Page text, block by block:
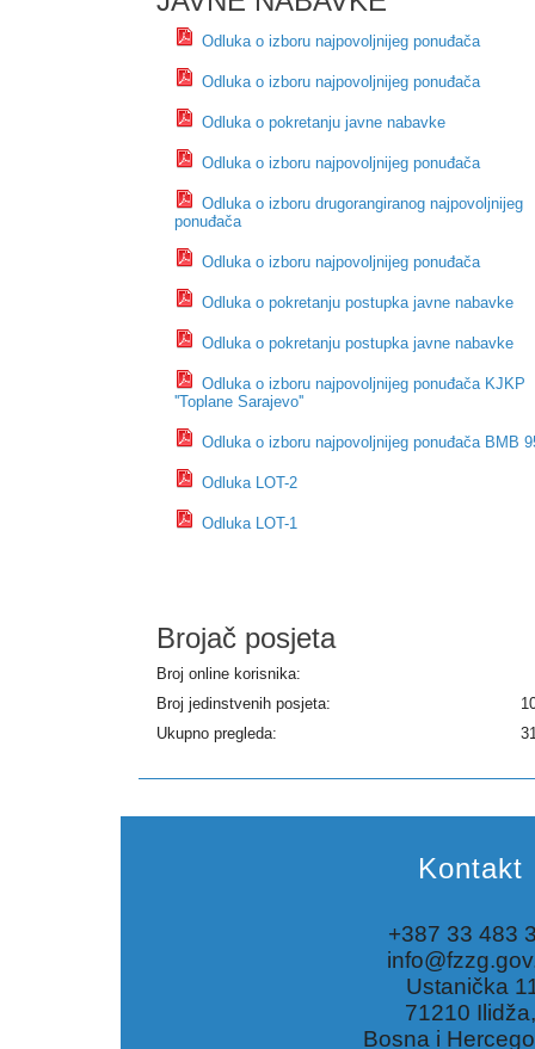
Odluka o izboru najpovoljnijeg ponuđača
Odluka o izboru najpovoljnijeg ponuđača
Odluka o pokretanju javne nabavke
Odluka o izboru najpovoljnijeg ponuđača
Odluka o izboru drugorangiranog najpovoljnijeg
ponuđača
Odluka o izboru najpovoljnijeg ponuđača
Odluka o pokretanju postupka javne nabavke
Odluka o pokretanju postupka javne nabavke
Odluka o izboru najpovoljnijeg ponuđača KJKP
''Toplane Sarajevo''
Odluka o izboru najpovoljnijeg ponuđača BMB
Odluka LOT-2
Odluka LOT-1
Brojač posjeta
Broj online korisnika:
Broj jedinstvenih posjeta:
Ukupno pregleda:
Kontakt
+387 33 483
Ustanička
71210 Ilidža,
Bosna i